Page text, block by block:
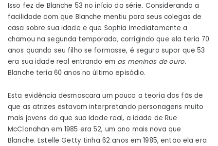
Isso fez de Blanche 53 no início da série. Considerando a
facilidade com que Blanche mentiu para seus colegas de
casa sobre sua idade e que Sophia imediatamente a
chamou na segunda temporada, corrigindo que ela teria 70
anos quando seu filho se formasse, é seguro supor que 53
era sua idade real entrando em as meninas de ouro.
Blanche teria 60 anos no último episódio.
Esta evidência desmascara um pouco a teoria dos fãs de
que as atrizes estavam interpretando personagens muito
mais jovens do que sua idade real, a idade de Rue
McClanahan em 1985 era 52, um ano mais nova que
Blanche. Estelle Getty tinha 62 anos em 1985, então ela era